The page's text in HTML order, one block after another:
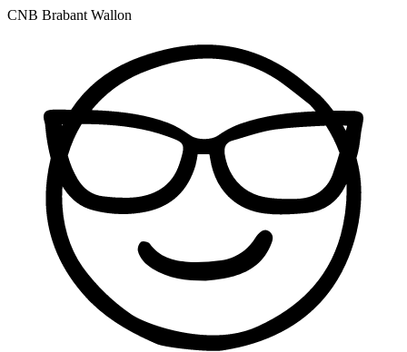
CNB Brabant Wallon